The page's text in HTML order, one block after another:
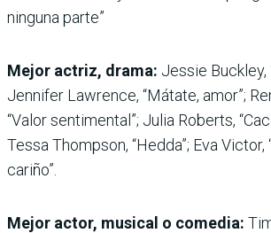
ninguna parte”
Mejor actriz, drama: Jessie Buckley,
Jennifer Lawrence, “Mátate, amor”;
“Valor sentimental”; Julia Roberts,
Tessa Thompson, “Hedda”; Eva Victor,
cariño”.
Mejor actor, musical o comedia: